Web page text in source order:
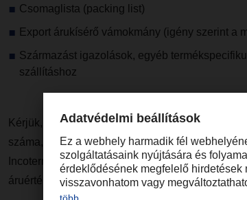
Csomaglista (packing list)
Export árukísérő vámokmány (igény szerint a
Származást igazolások, egyéb
szállításhoz
Kérjük, ellenőrizze, hogy ezek a dokumentumok
száma, címzett elérhetőségei, importőr, ha eltér
Incoterms paritás, csomagok száma és típusa,
áruérték, valutanem, bruttó / nettó tömeg.